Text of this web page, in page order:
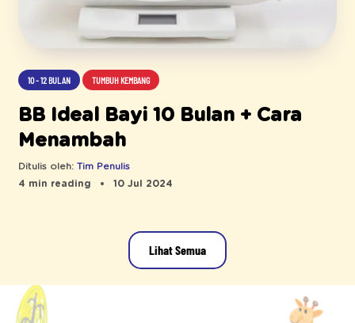
10 - 12 BULAN TUMBUH KEMBANG
BB Ideal Bayi 10 Bulan + Cara
Menambah
Ditulis oleh: Tim Penulis
4 min reading
10 Jul 2024
Lihat Semua